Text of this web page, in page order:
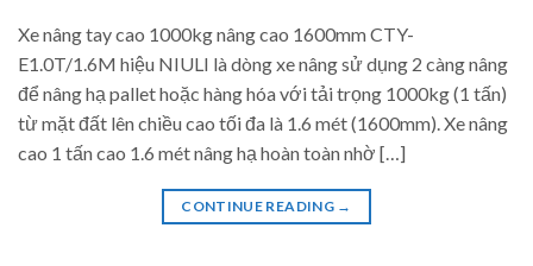
Xe nâng tay cao 1000kg nâng cao 1600mm CTY-
E1.0T/1.6M hiệu NIULI là dòng xe nâng sử dụng 2 càng nâng
để nâng hạ pallet hoặc hàng hóa với tải trọng 1000kg (1 tấn)
từ mặt đất lên chiều cao tối đa là 1.6 mét (1600mm). Xe nâng
cao 1 tấn cao 1.6 mét nâng hạ hoàn toàn nhờ […]
CONTINUE READING →